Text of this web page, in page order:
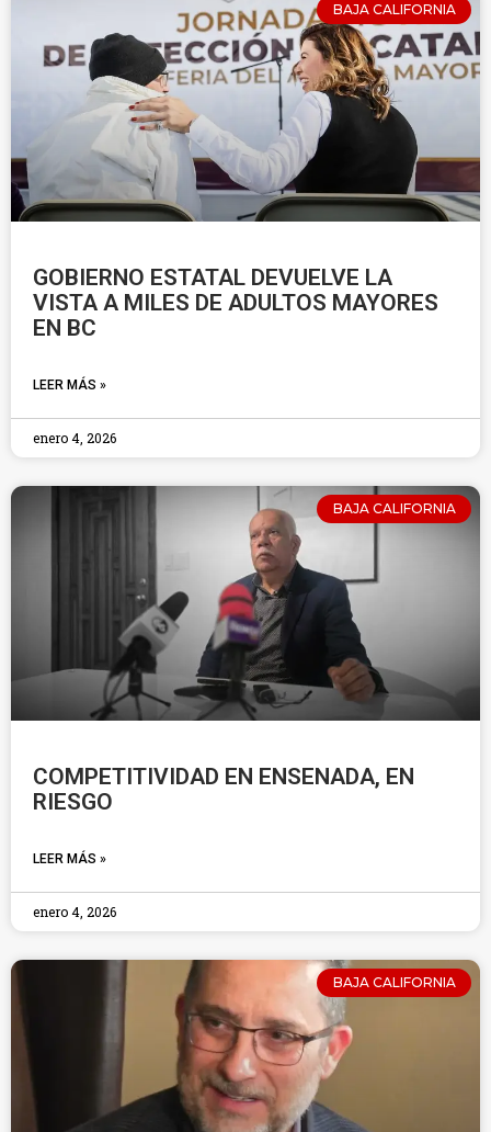
BAJA CALIFORNIA
GOBIERNO ESTATAL DEVUELVE LA
VISTA A MILES DE ADULTOS MAYORES
EN BC
LEER MÁS »
enero 4, 2026
BAJA CALIFORNIA
COMPETITIVIDAD EN ENSENADA, EN
RIESGO
LEER MÁS »
enero 4, 2026
BAJA CALIFORNIA